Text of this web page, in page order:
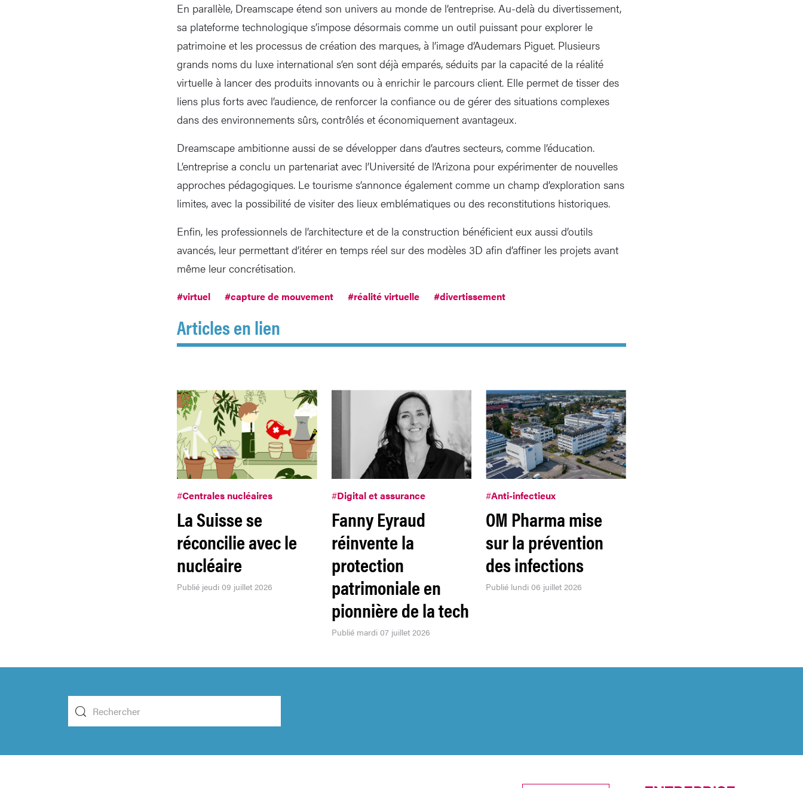
En parallèle, Dreamscape étend son univers au monde de l’entreprise. Au-delà du divertissement,
sa plateforme technologique s’impose désormais comme un outil puissant pour explorer le
patrimoine et les processus de création des marques, à l’image d’Audemars Piguet. Plusieurs
grands noms du luxe international s’en sont déjà emparés, séduits par la capacité de la réalité
virtuelle à lancer des produits innovants ou à enrichir le parcours client. Elle permet de tisser des
liens plus forts avec l’audience, de renforcer la confiance ou de gérer des situations complexes
dans des environnements sûrs, contrôlés et économiquement avantageux.
Dreamscape ambitionne aussi de se développer dans d’autres secteurs, comme l’éducation.
L’entreprise a conclu un partenariat avec l’Université de l’Arizona pour expérimenter de nouvelles
approches pédagogiques. Le tourisme s’annonce également comme un champ d’exploration sans
limites, avec la possibilité de visiter des lieux emblématiques ou des reconstitutions historiques.
Enfin, les professionnels de l’architecture et de la construction bénéficient eux aussi d’outils
avancés, leur permettant d’itérer en temps réel sur des modèles 3D afin d’affiner les projets avant
même leur concrétisation.
#virtuel #capture de mouvement #réalité virtuelle #divertissement
Articles en lien
#Centrales nucléaires
La Suisse se
réconcilie avec le
nucléaire
Publié jeudi 09 juillet 2026
#Digital et assurance
Fanny Eyraud
réinvente la
protection
patrimoniale en
pionnière de la tech
Publié mardi 07 juillet 2026
#Anti-infectieux
OM Pharma mise
sur la prévention
des infections
Publié lundi 06 juillet 2026